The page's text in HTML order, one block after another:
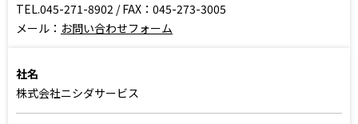
TEL.045-271-8902 / FAX：045-273-3005
メール： お問い合わせフォーム
社名
株式会社ニシダサービス